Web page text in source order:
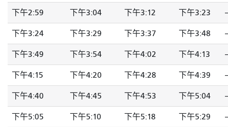
下午2:59 下午3:04 下午3:12 下午3:23
下午3:24 下午3:29 下午3:37 下午3:48
下午3:49 下午3:54 下午4:02 下午4:13
下午4:15 下午4:20 下午4:28 下午4:39
下午4:40 下午4:45 下午4:53 下午5:04
下午5:05 下午5:10 下午5:18 下午5:29